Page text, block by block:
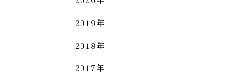
2019年
2018年
2017年